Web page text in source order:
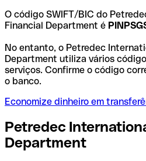
O código SWIFT/BIC do
Financial Department é
No entanto, o Petredec
Department utiliza vários
serviços. Confirme o código
o banco.
Economize dinheiro em
Petredec
Department